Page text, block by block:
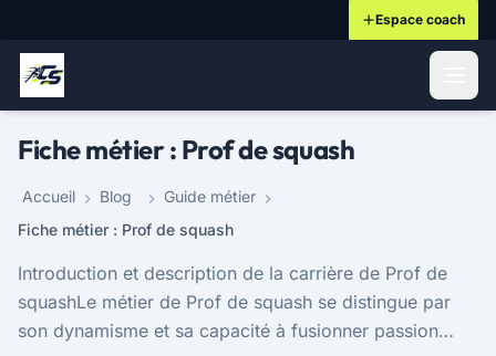
Espace coach
Fiche métier : Prof de squash
Accueil Blog
Guide métier
Fiche métier : Prof de squash
Introduction et description de la carrière de Prof de
squashLe métier de Prof de squash se distingue par
son dynamisme et sa capacité à fusionner passion